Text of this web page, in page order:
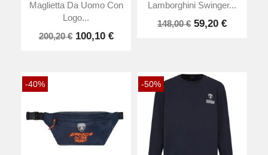
Maglietta Da Uomo Con
Logo...
200,20 € 100,10 €
Lamborghini Swinger...
148,00 € 59,20 €
-40% -50%